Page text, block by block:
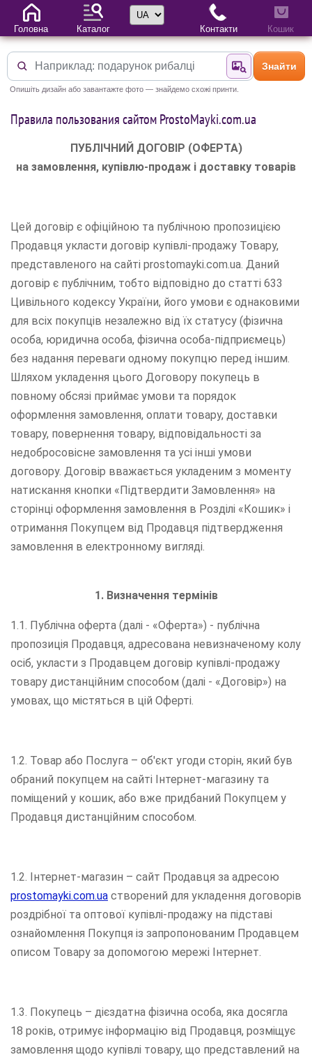
Знайти за
Знайти
Опишіть дизайн або завантажте фото — знайдемо схожі принти.
Правила пользования сайтом ProstoMayki.com.ua
ПУБЛІЧНИЙ ДОГОВІР (ОФЕРТА)
на замовлення, купівлю-продаж і доставку товарів
Цей договір є офіційною та публічною пропозицією
Продавця укласти договір купівлі-продажу Товару,
представленого на сайті prostomayki.com.ua. Даний
договір є публічним, тобто відповідно до статті 633
Цивільного кодексу України, його умови є однаковими
для всіх покупців незалежно від їх статусу (фізична
особа, юридична особа, фізична особа-підприємець)
без надання переваги одному покупцю перед іншим.
Шляхом укладення цього Договору покупець в
повному обсязі приймає умови та порядок
оформлення замовлення, оплати товару, доставки
товару, повернення товару, відповідальності за
недобросовісне замовлення та усі інші умови
договору. Договір вважається укладеним з моменту
натискання кнопки «Підтвердити Замовлення» на
сторінці оформлення замовлення в Розділі «Кошик» і
отримання Покупцем від Продавця підтвердження
замовлення в електронному вигляді.
1. Визначення термінів
1.1. Публічна оферта (далі - «Оферта») - публічна
пропозиція Продавця, адресована невизначеному колу
осіб, укласти з Продавцем договір купівлі-продажу
товару дистанційним способом (далі - «Договір») на
умовах, що містяться в цій Оферті.
1.2. Товар або Послуга – об'єкт угоди сторін, який був
обраний покупцем на сайті Інтернет-магазину та
поміщений у кошик, або вже придбаний Покупцем у
Продавця дистанційним способом.
1.2. Інтернет-магазин – сайт Продавця за адресою
prostomayki.com.ua створений для укладення договорів
роздрібної та оптової купівлі-продажу на підставі
ознайомлення Покупця із запропонованим Продавцем
описом Товару за допомогою мережі Інтернет.
1.3. Покупець – дієздатна фізична особа, яка досягла
18 років, отримує інформацію від Продавця, розміщує
замовлення щодо купівлі товару, що представлений на
Головна Каталог
Вибір мови
Контакти Кошик